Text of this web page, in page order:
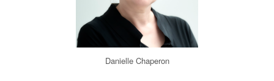
Danielle Chaperon